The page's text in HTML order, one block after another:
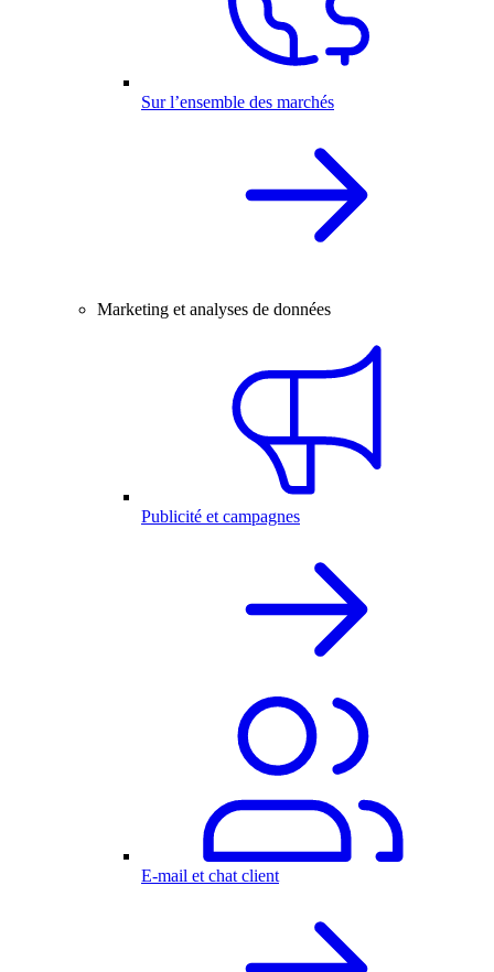
Sur l’ensemble des marchés
Marketing et analyses de données
Publicité et campagnes
E-mail et chat client